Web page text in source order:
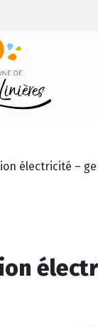
électricité –